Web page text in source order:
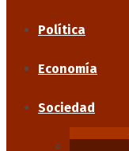
Política
Economía
Sociedad